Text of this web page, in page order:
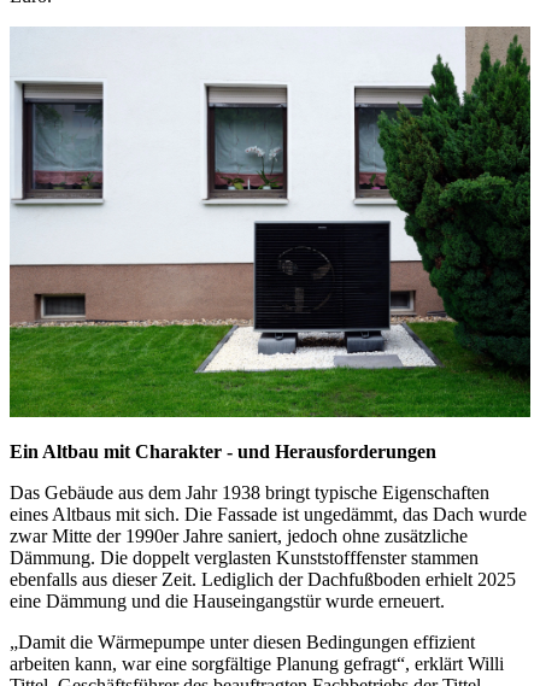
Ein Altbau mit Charakter - und Herausforderungen
Das Gebäude aus dem Jahr 1938 bringt typische Eigenschaften
eines Altbaus mit sich. Die Fassade ist ungedämmt, das Dach wurde
zwar Mitte der 1990er Jahre saniert, jedoch ohne zusätzliche
Dämmung. Die doppelt verglasten Kunststofffenster stammen
ebenfalls aus dieser Zeit. Lediglich der Dachfußboden erhielt 2025
eine Dämmung und die Hauseingangstür wurde erneuert.
„Damit die Wärmepumpe unter diesen Bedingungen effizient
arbeiten kann, war eine sorgfältige Planung gefragt“, erklärt Willi